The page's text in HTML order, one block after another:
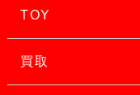
TOY
買取